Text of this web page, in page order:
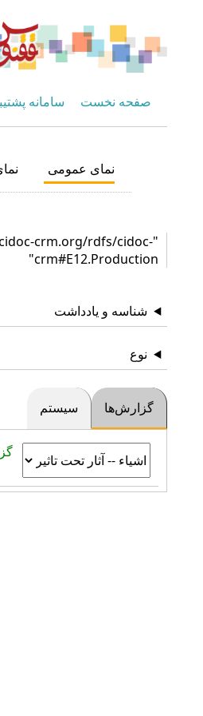
صفحه نخست سامانه
نمای عمومی
crm.org/rdfs/cidoc-
crm#E12.Production"
شناسه و یادداشت
نوع
گزارش‌ها سیستم